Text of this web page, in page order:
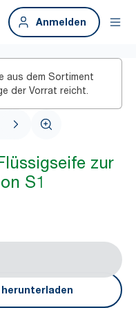
Anmelden
aus dem Sortiment
der Vorrat reicht.
zur
S1